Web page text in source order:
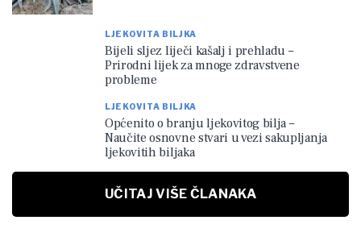
LJEKOVITA BILJKA
Bijeli sljez liječi kašalj i prehladu –
Prirodni lijek za mnoge zdravstvene
probleme
LJEKOVITA BILJKA
Općenito o branju ljekovitog bilja –
Naučite osnovne stvari u vezi sakupljanja
ljekovitih biljaka
UČITAJ VIŠE ČLANAKA